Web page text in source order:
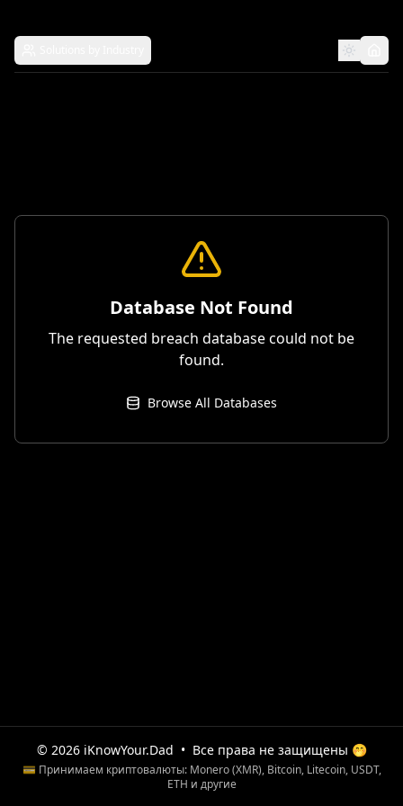
Database Not Found
The requested breach database could not be
found.
Browse All Databases
© 2026 iKnowYour.Dad • Все права не защищены 🤭
💳 Принимаем криптовалюты: Monero (XMR), Bitcoin, Litecoin, USDT,
ETH и другие